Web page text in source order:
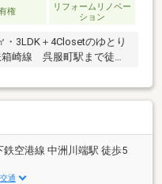
権
リフォームリノベー
ション
3LDK＋4Closetのゆとり
崎線 呉服町駅まで徒歩
ろえたリノベーションマ
リアへのアクセスも良好
休日のお出かけも快適に
のLDKは開放感があり、
空間となっています♪さ
しているため、室内に風
もに良好で快適な住環境
、宅配ボックス、トラン
鉄空港線 中洲川端駅 徒歩5
通